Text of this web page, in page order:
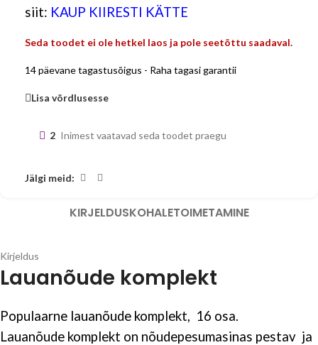
siit: KAUP KIIRESTI KÄTTE
Seda toodet ei ole hetkel laos ja pole seetõttu saadaval.
14 päevane tagastusõigus - Raha tagasi garantii
Lisa võrdlusesse
2 Inimest vaatavad seda toodet praegu
Jälgi meid:
KIRJELDUSKOHALETOIMETAMINE
Kirjeldus
Lauanõude komplekt
Populaarne lauanõude komplekt, 16 osa.
Lauanõude komplekt on nõudepesumasinas pestav ja